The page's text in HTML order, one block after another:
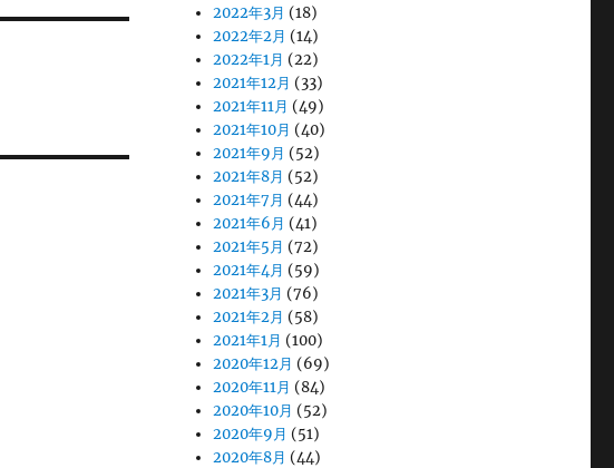
2022年3月 (18)
2022年2月 (14)
2022年1月 (22)
2021年12月 (33)
2021年11月 (49)
2021年10月 (40)
2021年9月 (52)
2021年8月 (52)
2021年7月 (44)
2021年6月 (41)
2021年5月 (72)
2021年4月 (59)
2021年3月 (76)
2021年2月 (58)
2021年1月 (100)
2020年12月 (69)
2020年11月 (84)
2020年10月 (52)
2020年9月 (51)
2020年8月 (44)